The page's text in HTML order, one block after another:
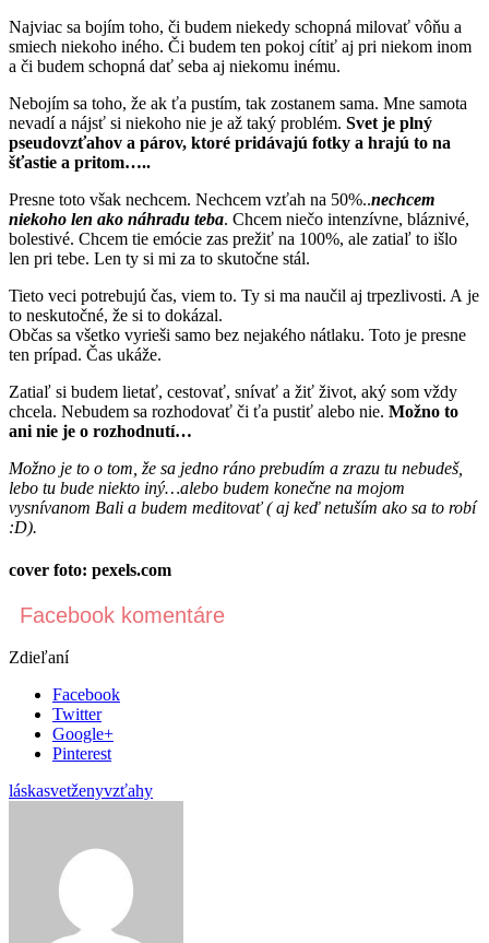
Najviac sa bojím toho, či budem niekedy schopná milovať vôňu a
smiech niekoho iného. Či budem ten pokoj cítiť aj pri niekom inom
a či budem schopná dať seba aj niekomu inému.
Nebojím sa toho, že ak ťa pustím, tak zostanem sama. Mne samota
nevadí a nájsť si niekoho nie je až taký problém. Svet je plný
pseudovzťahov a párov, ktoré pridávajú fotky a hrajú to na
šťastie a pritom…..
Presne toto však nechcem. Nechcem vzťah na 50%..nechcem
niekoho len ako náhradu teba. Chcem niečo intenzívne, bláznivé,
bolestivé. Chcem tie emócie zas prežiť na 100%, ale zatiaľ to išlo
len pri tebe. Len ty si mi za to skutočne stál.
Tieto veci potrebujú čas, viem to. Ty si ma naučil aj trpezlivosti. A je
to neskutočné, že si to dokázal.
Občas sa všetko vyrieši samo bez nejakého nátlaku. Toto je presne
ten prípad. Čas ukáže.
Zatiaľ si budem lietať, cestovať, snívať a žiť život, aký som vždy
chcela. Nebudem sa rozhodovať či ťa pustiť alebo nie. Možno to
ani nie je o rozhodnutí…
Možno je to o tom, že sa jedno ráno prebudím a zrazu tu nebudeš,
lebo tu bude niekto iný…alebo budem konečne na mojom
vysnívanom Bali a budem meditovať ( aj keď netuším ako sa to robí
:D).
cover foto: pexels.com
Facebook komentáre
Zdieľaní
Facebook
Twitter
Google+
Pinterest
láskasvetženyvzťahy